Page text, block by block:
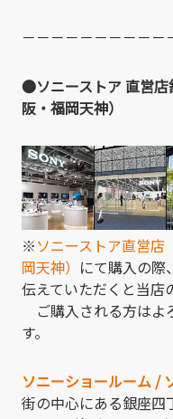
－－－－－－－－－－
●ソニーストア 直営店
阪・福岡天神）
※ソニーストア直営店
岡天神） にて購入の際
伝えていただくと当店
ご購入される方はよ
す。
ソニーショールーム /
街の中心にある銀座四